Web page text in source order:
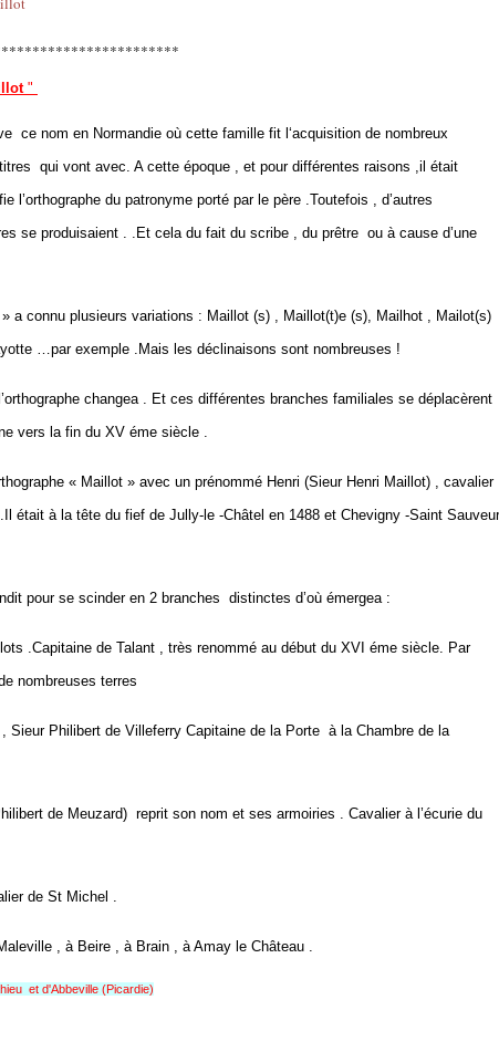
"
ce nom en Normandie où cette famille fit l‘acquisition de nombreux
qui vont avec. A cette époque , et pour différentes raisons ,il était
l’orthographe du patronyme porté par le père .Toutefois , d’autres
se produisaient . .Et cela du fait du scribe , du prêtre ou à cause d’une
a connu plusieurs variations : Maillot (s) , Maillot(t)e (s), Mailhot , Mailot(s)
…par exemple .Mais les déclinaisons sont nombreuses !
changea . Et ces différentes branches familiales se déplacèrent
vers la fin du XV éme siècle .
« Maillot » avec un prénommé Henri (Sieur Henri Maillot) , cavalier
était à la tête du fief de Jully-le -Châtel en 1488 et Chevigny -Saint Sauveur
pour se scinder en 2 branches distinctes d’où émergea :
.Capitaine de Talant , très renommé au début du XVI éme siècle. Par
nombreuses terres
Sieur Philibert de Villeferry Capitaine de la Porte à la Chambre de la
de Meuzard) reprit son nom et ses armoiries . Cavalier à l’écurie du
de St Michel .
, à Beire , à Brain , à Amay le Château .
et d'Abbeville (Picardie)